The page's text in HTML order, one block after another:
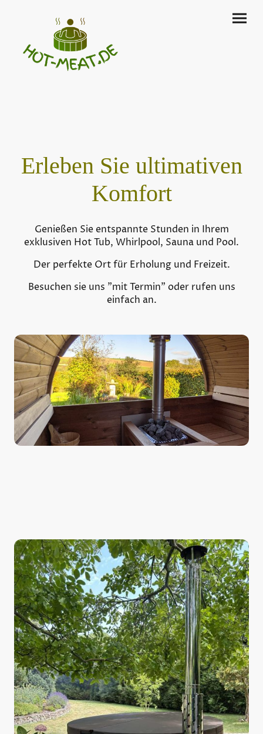
Erleben Sie ultimativen
Komfort
Genießen Sie entspannte Stunden in Ihrem
exklusiven Hot Tub, Whirlpool, Sauna und Pool.
Der perfekte Ort für Erholung und Freizeit.
Besuchen sie uns "mit Termin" oder rufen uns
einfach an.